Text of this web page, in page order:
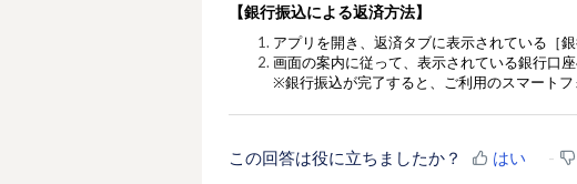
【銀行振込による返済方法】
アプリを開き、返済タブに表示されている ［
画面の案内に従って、 表示されている銀行口
※銀行振込が完了すると、ご利用のスマート
この回答は役に立ちましたか？ はい